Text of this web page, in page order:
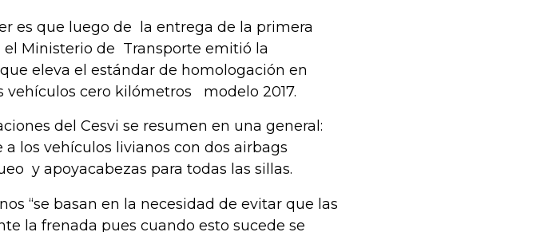
es que luego de la entrega de la primera
el Ministerio de Transporte emitió la
eleva el estándar de homologación en
vehículos cero kilómetros modelo 2017.
del Cesvi se resumen en una general:
los vehículos livianos con dos airbags
y apoyacabezas para todas las sillas.
“se basan en la necesidad de evitar que las
la frenada pues cuando esto sucede se